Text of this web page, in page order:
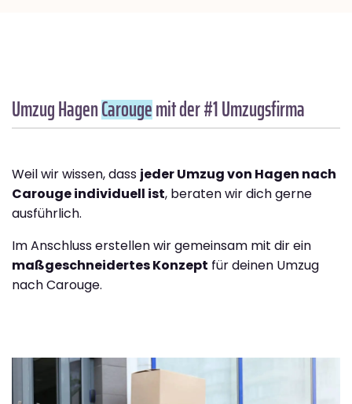
Umzug HagenCarougemit der #1 Umzugsfirma
Weil wir wissen, dass jeder Umzug von Hagen nach
Carouge individuell ist, beraten wir dich gerne
ausführlich.
Im Anschluss erstellen wir gemeinsam mit dir ein
maßgeschneidertes Konzept für deinen Umzug
nach Carouge.